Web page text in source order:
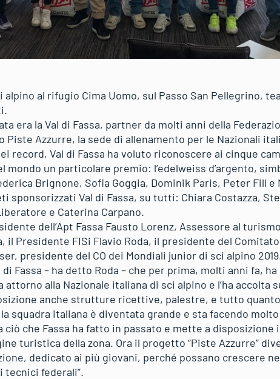
al rifugio Cima Uomo, sul Passo San Pellegrino,
era la Val di Fassa, partner da molti anni della
Piste Azzurre, la sede di allenamento per le Nazionali
record, Val di Fassa ha voluto riconoscere ai cinque
mondo un particolare premio: l’edelweiss d’argento,
Brignone, Sofia Goggia, Dominik Paris, Peter Fill e
sponsorizzati Val di Fassa, su tutti: Chiara Costazza,
e Caterina Carpano.
dell’Apt Fassa Fausto Lorenz, Assessore al
il Presidente FISi Flavio Roda, il presidente del
presidente del CO dei Mondiali junior di sci alpino
Fassa – ha detto Roda – che per prima, molti anni fa,
alla Nazionale italiana di sci alpino e l’ha accolta
anche strutture ricettive, palestre, e tutto
squadra italiana è diventata grande e sta facendo
ciò che Fassa ha fatto in passato e mette a
turistica della zona. Ora il progetto “Piste Azzurre”
dedicato ai più giovani, perché possano crescere
tecnici federali”.